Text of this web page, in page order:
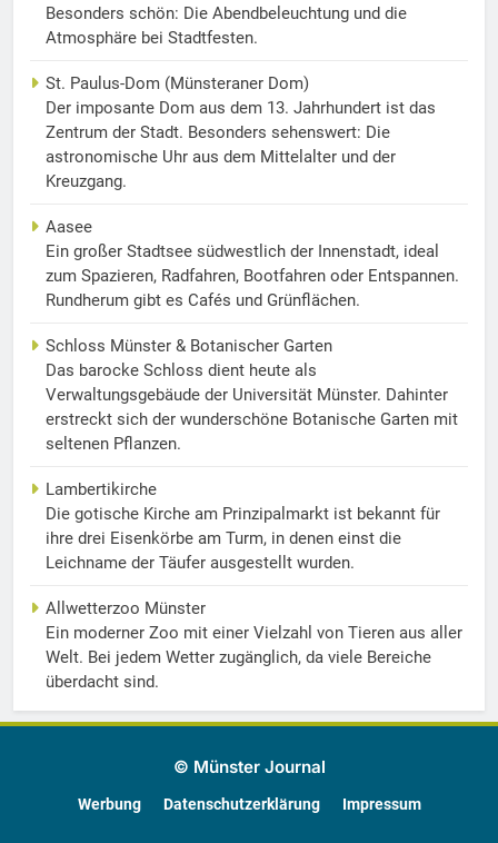
Besonders schön: Die Abendbeleuchtung und die
Atmosphäre bei Stadtfesten.
St. Paulus-Dom (Münsteraner Dom)
Der imposante Dom aus dem 13. Jahrhundert ist das
Zentrum der Stadt. Besonders sehenswert: Die
astronomische Uhr aus dem Mittelalter und der
Kreuzgang.
Aasee
Ein großer Stadtsee südwestlich der Innenstadt, ideal
zum Spazieren, Radfahren, Bootfahren oder Entspannen.
Rundherum gibt es Cafés und Grünflächen.
Schloss Münster & Botanischer Garten
Das barocke Schloss dient heute als
Verwaltungsgebäude der Universität Münster. Dahinter
erstreckt sich der wunderschöne Botanische Garten mit
seltenen Pflanzen.
Lambertikirche
Die gotische Kirche am Prinzipalmarkt ist bekannt für
ihre drei Eisenkörbe am Turm, in denen einst die
Leichname der Täufer ausgestellt wurden.
Allwetterzoo Münster
Ein moderner Zoo mit einer Vielzahl von Tieren aus aller
Welt. Bei jedem Wetter zugänglich, da viele Bereiche
überdacht sind.
© Münster Journal
Werbung Datenschutzerklärung Impressum